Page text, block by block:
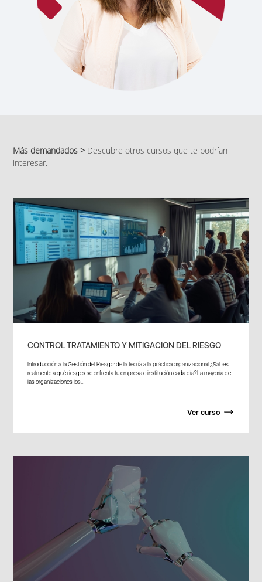
Más demandados > Descubre otros cursos que te podrían
interesar.
CONTROL TRATAMIENTO Y MITIGACION DEL RIESGO
Introducción a la Gestión del Riesgo: de la teoría a la práctica organizacional ¿Sabes
realmente a qué riesgos se enfrenta tu empresa o institución cada día?La mayoría de
las organizaciones los...
Ver curso